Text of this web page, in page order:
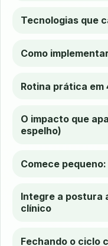
Tecnologias que
Como
Rotina prática em
O impacto que
espelho)
Comece
Integre a postura
clínico
Fechando o ciclo